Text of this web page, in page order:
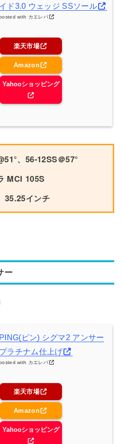
イド3.0 ウェッジ SSソール
with カエレバ
楽天市場
Amazon
Yahooショッピング
、56-12SS＠57°
MCI 105S
35.25インチ
ー
PING(ピン) シグマ2 アンサー
プラチナム仕上げ
with カエレバ
楽天市場
Amazon
Yahooショッピング